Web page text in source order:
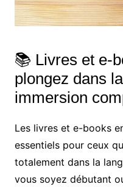
📚 Livres et e-
plongez dans
immersion
Les livres et e-books
essentiels pour ceux
totalement dans la
vous soyez débutant